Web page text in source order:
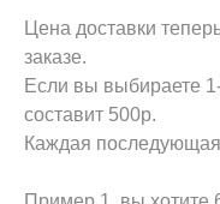
Цена доставки
заказе.
Если вы выбираете
составит 500р.
Каждая последующая